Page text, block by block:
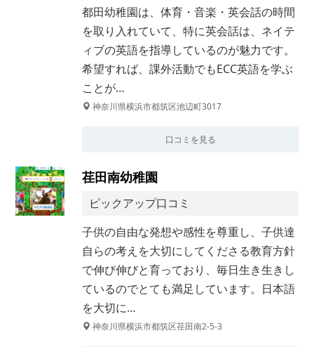
都田幼稚園は、体育・音楽・英会話の時間
を取り入れていて、特に英会話は、ネイテ
ィブの英語を指導しているのが魅力です。
希望すれば、課外活動でもECC英語を学ぶ
ことが…
神奈川県横浜市都筑区池辺町3017
口コミを見る
荏田南幼稚園
ピックアップ口コミ
子供の自由な発想や感性を尊重し、子供達
自らの考えを大切にしてくださる教育方針
で伸び伸びと育っており、毎日生き生きし
ているのでとても満足しています。日本語
を大切に…
神奈川県横浜市都筑区荏田南2-5-3